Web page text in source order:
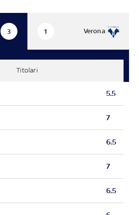
3 Verona
1
Titolari
5.5
7
6.5
7
6.5